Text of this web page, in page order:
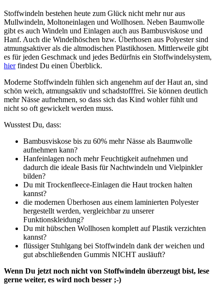
Stoffwindeln bestehen heute zum Glück nicht mehr nur aus
Mullwindeln, Moltoneinlagen und Wollhosen. Neben Baumwolle
gibt es auch Windeln und Einlagen auch aus Bambusviskose und
Hanf. Auch die Windelhöschen bzw. Überhosen aus Polyester sind
atmungsaktiver als die altmodischen Plastikhosen. Mittlerweile gibt
es für jeden Geschmack und jedes Bedürfnis ein Stoffwindelsystem,
hierfindest Du einen Überblick.
Moderne Stoffwindeln fühlen sich angenehm auf der Haut an, sind
schön weich, atmungsaktiv und schadstofffrei. Sie können deutlich
mehr Nässe aufnehmen, so dass sich das Kind wohler fühlt und
nicht so oft gewickelt werden muss.
Wusstest Du, dass:
Bambusviskose bis zu 60% mehr Nässe als Baumwolle
aufnehmen kann?
Hanfeinlagen noch mehr Feuchtigkeit aufnehmen und
dadurch die ideale Basis für Nachtwindeln und Vielpinkler
bilden?
Du mit Trockenfleece-Einlagen die Haut trocken halten
kannst?
die modernen Überhosen aus einem laminierten Polyester
hergestellt werden, vergleichbar zu unserer
Funktionskleidung?
Du mit hübschen Wollhosen komplett auf Plastik verzichten
kannst?
flüssiger Stuhlgang bei Stoffwindeln dank der weichen und
gut abschließenden Gummis NICHT ausläuft?
Wenn Du jetzt noch nicht von Stoffwindeln überzeugt bist, lese
gerne weiter, es wird noch besser ;-)